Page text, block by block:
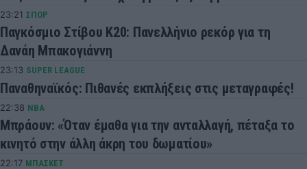
23:21 ΣΠΟΡ
Παγκόσμιο Στίβου Κ20: Πανελλήνιο ρεκόρ για τη
Δανάη Μπακογιάννη
23:13 SUPER LEAGUE
Παναθηναϊκός: Πιθανές εκπλήξεις στις μεταγραφές!
22:38 NBA
Μπράουν: «Όταν έμαθα για την ανταλλαγή, πέταξα το
κινητό στην άλλη άκρη του δωματίου»
22:17 ΜΠΑΣΚΕΤ